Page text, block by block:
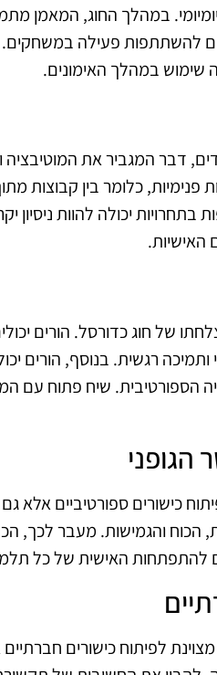
במהלך החוג, המאמן
להשתתפות פעילה במשחקים.
שימוש במהלך האימונים.
דבר המגביר את
פנימיות, כלומר בין קבוצות
יכולה להוות ניסיון
האישיות.
של חוג כדורסל. הורים
רגשית. בנוסף, הורים
הספורטיבית. שיח פתוח עם
הגופני
כישורים ספורטיביים אלא
הכוח והגמישות. מעבר לכך,
להתפתחות האישית של כל
לפיתוח כישורים